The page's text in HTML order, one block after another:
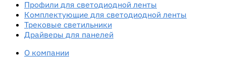
Профили для светодиодной ленты
Комплектующие для светодиодной ленты
Трековые светильники
Драйверы для панелей
О компании